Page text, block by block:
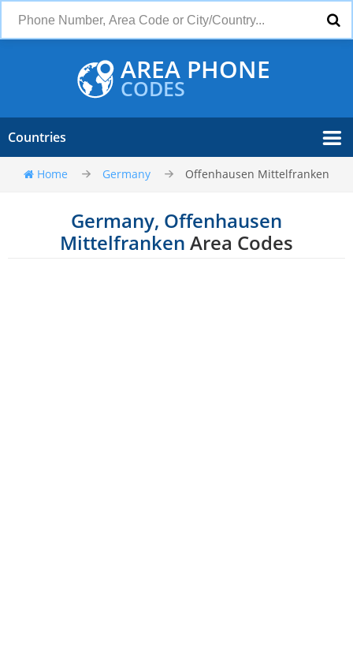
AREA PHONE
CODES
Countries
Home Germany Offenhausen Mittelfranken
Germany, Offenhausen
Mittelfranken Area Codes